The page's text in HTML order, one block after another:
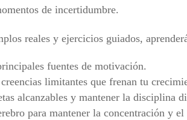
de incertidumbre.
reales y ejercicios guiados,
fuentes de motivación.
limitantes que frenan tu
alcanzables y mantener la disciplina
para mantener la concentración y el